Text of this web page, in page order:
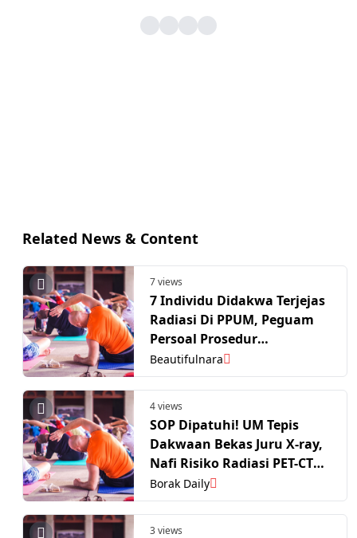
Related News & Content
7 views
7 Individu Didakwa Terjejas
Radiasi Di PPUM, Peguam
Persoal Prosedur
Keselamatan – “Mereka
Berdepan Risiko Kanser”
Beautifulnara
4 views
SOP Dipatuhi! UM Tepis
Dakwaan Bekas Juru X-ray,
Nafi Risiko Radiasi PET-CT
PPUM
Borak Daily
3 views